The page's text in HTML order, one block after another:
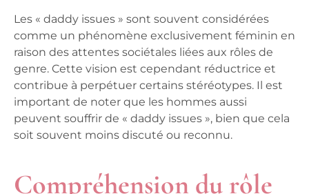
Les « daddy issues » sont souvent considérées
comme un phénomène exclusivement féminin en
raison des attentes sociétales liées aux rôles de
genre. Cette vision est cependant réductrice et
contribue à perpétuer certains stéréotypes. Il est
important de noter que les hommes aussi
peuvent souffrir de « daddy issues », bien que cela
soit souvent moins discuté ou reconnu.
Compréhension du rôle